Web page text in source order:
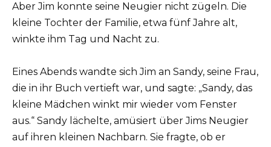
Aber Jim konnte seine Neugier nicht zügeln. Die
kleine Tochter der Familie, etwa fünf Jahre alt,
winkte ihm Tag und Nacht zu.
Eines Abends wandte sich Jim an Sandy, seine Frau,
die in ihr Buch vertieft war, und sagte: „Sandy, das
kleine Mädchen winkt mir wieder vom Fenster
aus.“ Sandy lächelte, amüsiert über Jims Neugier
auf ihren kleinen Nachbarn. Sie fragte, ob er